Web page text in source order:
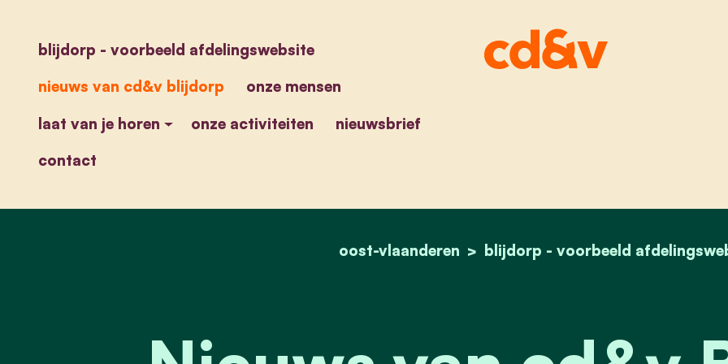
blijdorp - voorbeeld afdelingswebsite
nieuws van cd&v blijdorp
onze mensen
laat van je horen
onze activiteiten
nieuwsbrief
contact
home
oost-vlaanderen blijdorp - voorbeeldnieuws van cd&v